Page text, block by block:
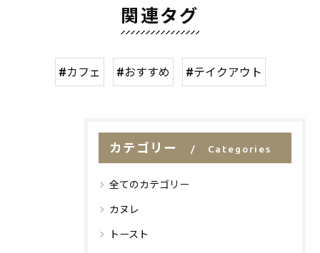
関連タグ
#カフェ #おすすめ #テイクアウト
カテゴリー Categories
全てのカテゴリー
カヌレ
トースト